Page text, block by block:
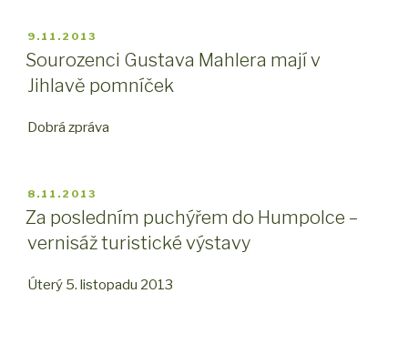
PUBLIKOVÁNO
9.11.2013
Sourozenci Gustava Mahlera mají v
Jihlavě pomníček
Dobrá zpráva
PUBLIKOVÁNO
8.11.2013
Za posledním puchýřem do Humpolce –
vernisáž turistické výstavy
Úterý 5. listopadu 2013